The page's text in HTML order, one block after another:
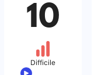
10
Difficile